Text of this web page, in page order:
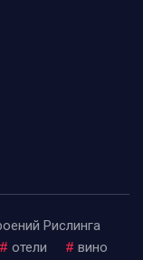
Рислинга
# отели # вино